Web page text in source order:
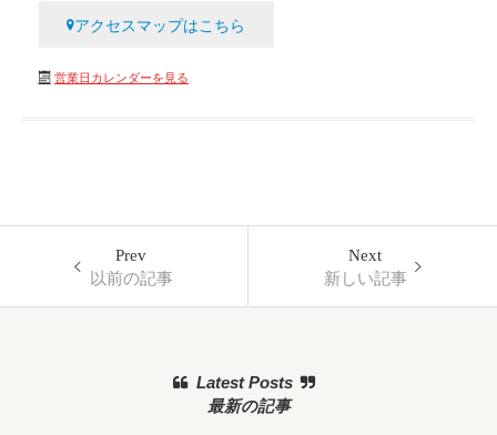
アクセスマップはこちら
営業日カレンダーを見る
Prev
以前の記事
Next
新しい記事
Latest Posts
最新の記事